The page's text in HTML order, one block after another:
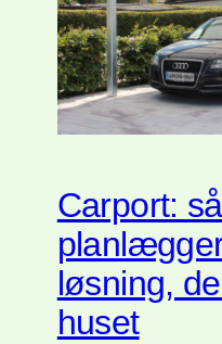
Carport:
løsning,
huset